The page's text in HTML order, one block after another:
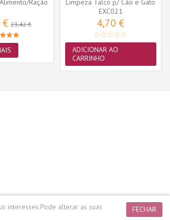
Ração
€23,42 €
Limpeza Talco p/ Cão e Gato
35...
EXC021
4,70 €
ADICIONAR AO
CARRINHO
FECHAR
interesses.Pode alterar as suas